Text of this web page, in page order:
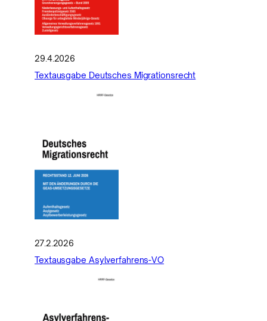
29.4.2026
Textausgabe Deutsches Migrationsrecht
27.2.2026
Textausgabe Asylverfahrens-VO